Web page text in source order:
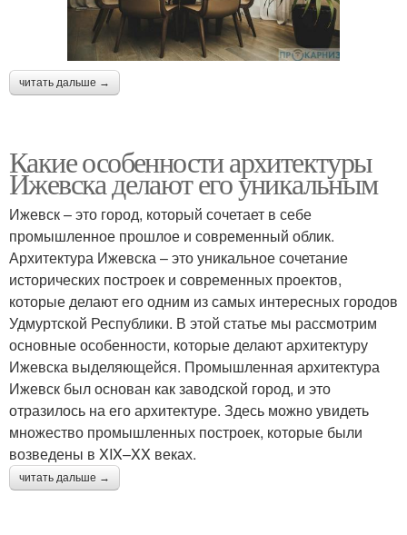
читать дальше →
Какие особенности архитектуры
Ижевска делают его уникальным
Ижевск – это город, который сочетает в себе
промышленное прошлое и современный облик.
Архитектура Ижевска – это уникальное сочетание
исторических построек и современных проектов,
которые делают его одним из самых интересных городов
Удмуртской Республики. В этой статье мы рассмотрим
основные особенности, которые делают архитектуру
Ижевска выделяющейся. Промышленная архитектура
Ижевск был основан как заводской город, и это
отразилось на его архитектуре. Здесь можно увидеть
множество промышленных построек, которые были
возведены в XIX–XX веках.
читать дальше →